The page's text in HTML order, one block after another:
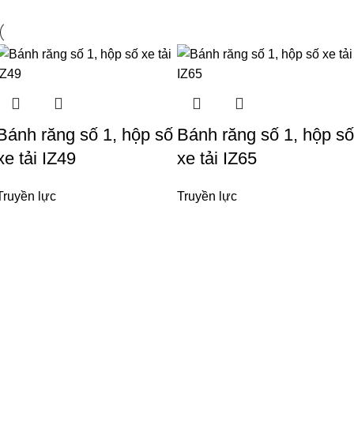
răng số 1, hộp số
tải IZ49
lực
Bánh răng số 1, hộp số
xe tải IZ65
Truyền lực